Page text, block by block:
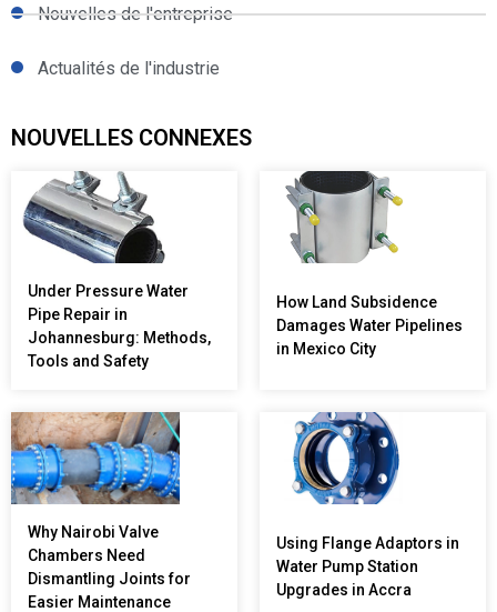
Nouvelles de l'entreprise
Actualités de l'industrie
NOUVELLES CONNEXES
Under Pressure Water
Pipe Repair in
Johannesburg: Methods,
Tools and Safety
How Land Subsidence
Damages Water Pipelines
in Mexico City
Why Nairobi Valve
Chambers Need
Dismantling Joints for
Easier Maintenance
Using Flange Adaptors in
Water Pump Station
Upgrades in Accra